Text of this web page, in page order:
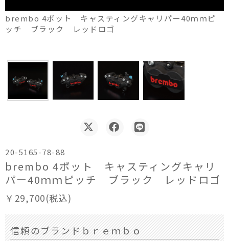
brembo 4ポット キャスティングキャリパー40ｍｍピ
ッチ ブラック レッドロゴ
20-5165-78-88
brembo 4ポット キャスティングキャリ
パー40ｍｍピッチ ブラック レッドロゴ
￥29,700(税込)
信頼のブランドｂｒｅｍｂｏ